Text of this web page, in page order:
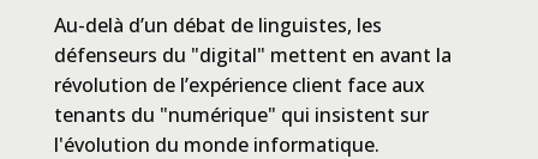
‍Au-delà d’un débat de linguistes, les
défenseurs du "digital" mettent en avant la
révolution de l’expérience client face aux
tenants du "numérique" qui insistent sur
l'évolution du monde informatique.